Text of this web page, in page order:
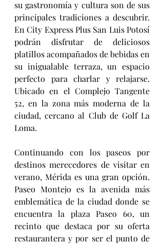
su gastronomía y cultura son de sus
principales tradiciones a descubrir.
En City Express Plus San Luis Potosí
podrán disfrutar de deliciosos
platillos acompañados de bebidas en
su inigualable terraza, un espacio
perfecto para charlar y relajarse.
Ubicado en el Complejo Tangente
52, en la zona más moderna de la
ciudad, cercano al Club de Golf La
Loma.
Continuando con los paseos por
destinos merecedores de visitar en
verano, Mérida es una gran opción.
Paseo Montejo es la avenida más
emblemática de la ciudad donde se
encuentra la plaza Paseo 60, un
recinto que destaca por su oferta
restaurantera y por ser el punto de